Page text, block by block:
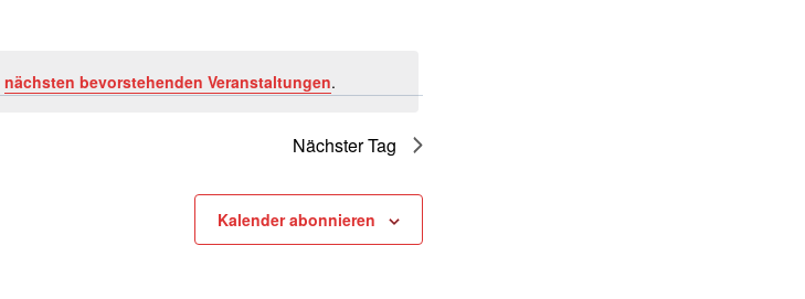
nächsten bevorstehenden Veranstaltungen.
Nächster Tag
Kalender abonnieren